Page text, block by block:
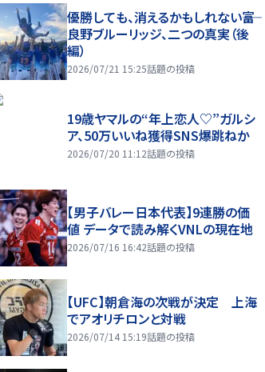
優勝しても、消えるかもしれない――富
良野ブルーリッジ、二つの真実（後
編）
2026/07/21 15:25話題の投稿
19歳ヤマルの“年上恋人♡”ガルシ
ア、50万いいね獲得SNS爆跳ねか
2026/07/20 11:12話題の投稿
【男子バレー日本代表】9連勝の価
値 データで読み解くVNLの現在地
2026/07/16 16:42話題の投稿
【UFC】朝倉海の次戦が決定 上海
でアオリチロンと対戦
2026/07/14 15:19話題の投稿